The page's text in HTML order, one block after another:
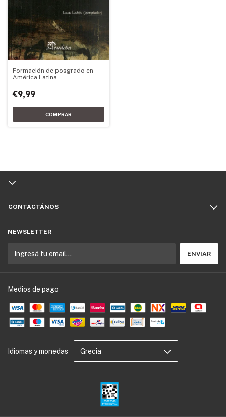
Formación de posgrado en
América Latina
€9,99
CONTACTÁNOS
NEWSLETTER
Medios de pago
Idiomas y monedas